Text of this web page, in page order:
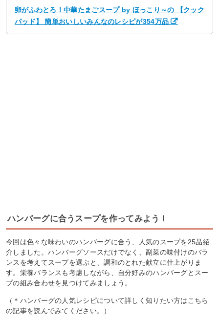
卵がふわとろ！中華たまごスープ by ほっこり～の 【クック
パッド】 簡単おいしいみんなのレシピが354万品
ハンバーグに合うスープを作ってみよう！
今回は色々な味わいのハンバーグに合う、人気のスープを25品紹
介しました。ハンバーグソースだけでなく、副菜の味付けのバラ
ンスを考えてスープを選ぶと、調和のとれた献立に仕上がりま
す。栄養バランスも考慮しながら、自分好みのハンバーグとスー
プの組み合わせを見つけてみましょう。
（＊ハンバーグの人気レシピについて詳しく知りたい方はこちら
の記事を読んでみてください。）